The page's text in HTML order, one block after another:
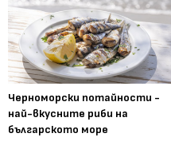
Черноморски потайности -
най-вкусните риби на
българското море